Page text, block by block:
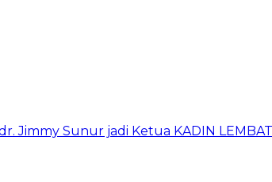
Jimmy Sunur jadi Ketua KADIN